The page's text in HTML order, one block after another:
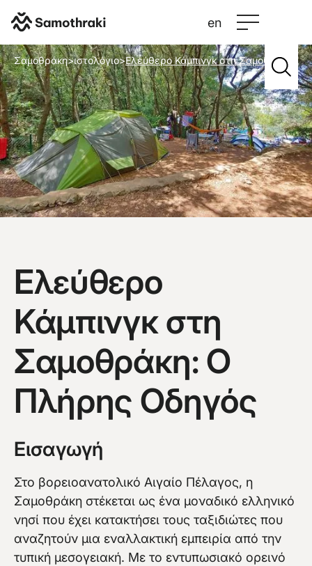
en
Σαμοθράκη>ιστολόγιο>Ελεύθερο Κάμπινγκ στη Σαμοθράκη
Περισσότερα
Ελεύθερο
Κάμπινγκ στη
Σαμοθράκη: Ο
Πλήρης Οδηγός
Εισαγωγή
Στο βορειοανατολικό Αιγαίο Πέλαγος, η
Σαμοθράκη στέκεται ως ένα μοναδικό ελληνικό
νησί που έχει κατακτήσει τους ταξιδιώτες που
αναζητούν μια εναλλακτική εμπειρία από την
τυπική μεσογειακή. Με το εντυπωσιακό ορεινό